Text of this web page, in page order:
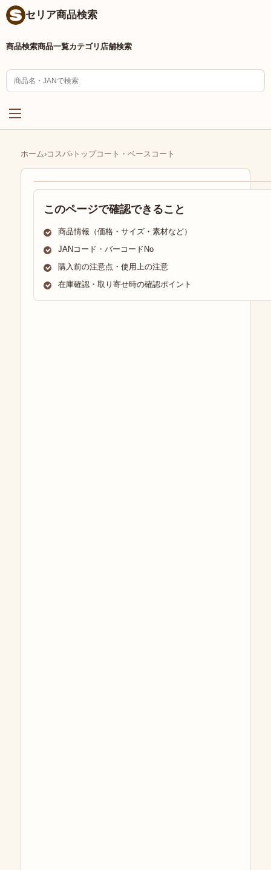
セリア商品検索
商品検索商品一覧カテゴリ 店舗検索
ホーム›コスパ› トップコート・ベースコート
このページで確認できること
商品情報（価格・サイズ・素材など）
JANコード・バーコードNo
購入前の注意点・使用上の注意
在庫確認・取り寄せ時の確認ポイント